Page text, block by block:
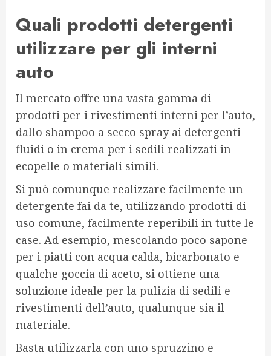
Quali prodotti detergenti
utilizzare per gli interni
auto
Il mercato offre una vasta gamma di
prodotti per i rivestimenti interni per l’auto,
dallo shampoo a secco spray ai detergenti
fluidi o in crema per i sedili realizzati in
ecopelle o materiali simili.
Si può comunque realizzare facilmente un
detergente fai da te, utilizzando prodotti di
uso comune, facilmente reperibili in tutte le
case. Ad esempio, mescolando poco sapone
per i piatti con acqua calda, bicarbonato e
qualche goccia di aceto, si ottiene una
soluzione ideale per la pulizia di sedili e
rivestimenti dell’auto, qualunque sia il
materiale.
Basta utilizzarla con uno spruzzino e